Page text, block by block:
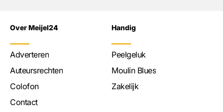
Over Meijel24
Adverteren
Auteursrechten
Colofon
Contact
Handig
Peelgeluk
Moulin Blues
Zakelijk